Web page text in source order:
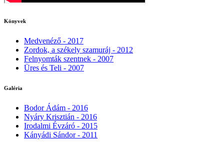
Könyvek
Medvenéző - 2017
Zordok, a székely szamuráj - 2012
Felnyomták szentnek - 2007
Üres és Teli - 2007
Galéria
Bodor Ádám - 2016
Nyáry Krisztián - 2016
Irodalmi Évzáró - 2015
Kányádi Sándor - 2011